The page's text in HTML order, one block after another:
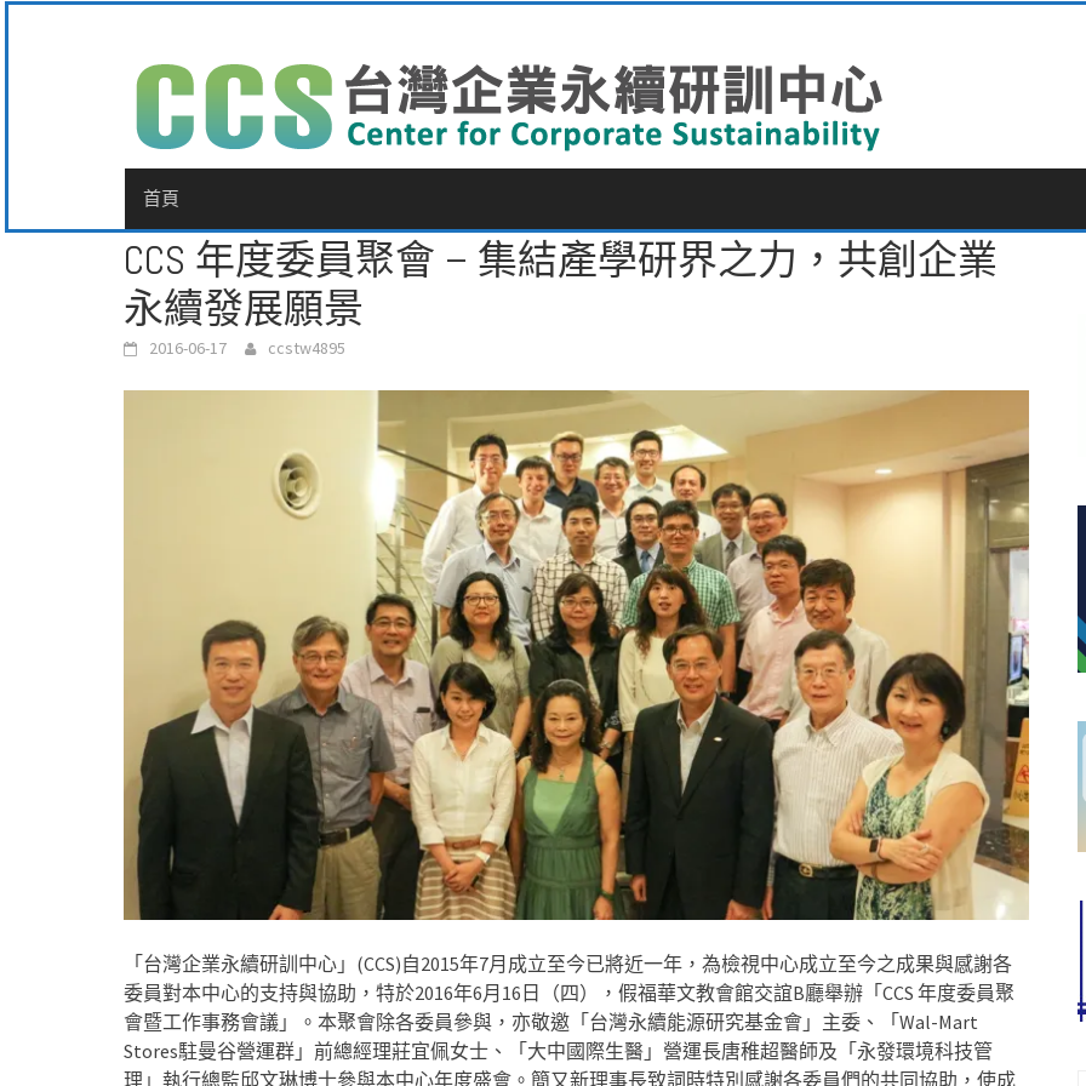
首頁
CCS 年度委員聚會 – 集結產學研界之力，共創企業
永續發展願景
2016-06-17 ccstw4895
「台灣企業永續研訓中心」(CCS)自2015年7月成立至今已將近一年，為檢視中心成立至今之成果與感謝各
委員對本中心的支持與協助，特於2016年6月16日（四），假福華文教會館交誼B廳舉辦「CCS 年度委員聚
會暨工作事務會議」。本聚會除各委員參與，亦敬邀「台灣永續能源研究基金會」主委、「Wal-Mart
Stores駐曼谷營運群」前總經理莊宜佩女士、「大中國際生醫」營運長唐稚超醫師及「永發環境科技管
理」執行總監邱文琳博士參與本中心年度盛會。簡又新理事長致詞時特別感謝各委員們的共同協助，使成